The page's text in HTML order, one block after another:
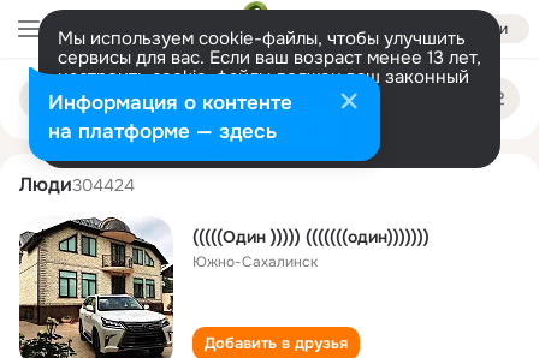
Войти
Мы используем cookie-файлы, чтобы улучшить
сервисы для вас. Если ваш возраст менее 13 лет,
настроить cookie-файлы должен ваш законный
представитель. Больше информации
Разрешить все Настроить
Поиск
людям
odin po
Люди304424
(((((Один ))))) (((((((один)))))))
Южно-Сахалинск
Добавить в друзья
Информация о контенте
на платформе — здесь